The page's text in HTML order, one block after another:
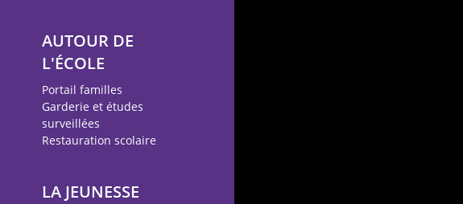
AUTOUR DE
L'ÉCOLE
Portail familles
Garderie et études
surveillées
Restauration scolaire
LA JEUNESSE